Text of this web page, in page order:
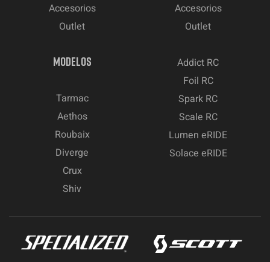
Accesorios
Outlet
Accesorios
Outlet
MODELOS
Tarmac
Aethos
Roubaix
Diverge
Crux
Shiv
Addict RC
Foil RC
Spark RC
Scale RC
Lumen eRIDE
Solace eRIDE